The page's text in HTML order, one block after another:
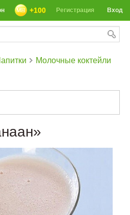
Вход
Регистрация
+100
Молочные коктейли